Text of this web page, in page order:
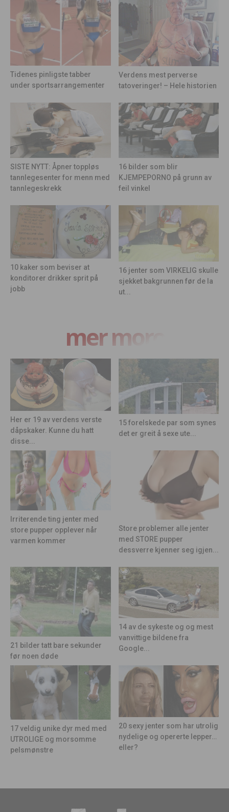
Tidenes pinligste tabber
under sportsarrangementer
Verdens mest perverse
tatoveringer! – Hele historien
SISTE NYTT: Åpner toppløs
tannlegesenter for menn med
tannlegeskrekk
16 bilder som blir
KJEMPEPORNO på grunn av
feil vinkel
10 kaker som beviser at
konditorer drikker sprit på
jobb
16 jenter som VIRKELIG skulle
sjekket bakgrunnen før de la
ut...
mer moro
Her er 19 av verdens verste
dåpskaker. Kunne du hatt
disse...
15 forelskede par som synes
det er greit å sexe ute...
Irriterende ting jenter med
store pupper opplever når
varmen kommer
Store problemer alle jenter
med STORE pupper
dessverre kjenner seg igjen...
21 bilder tatt bare sekunder
før noen døde
14 av de sykeste og og mest
vanvittige bildene fra
Google...
17 veldig unike dyr med med
UTROLIGE og morsomme
pelsmønstre
20 sexy jenter som har utrolig
nydelige og opererte lepper…
eller?